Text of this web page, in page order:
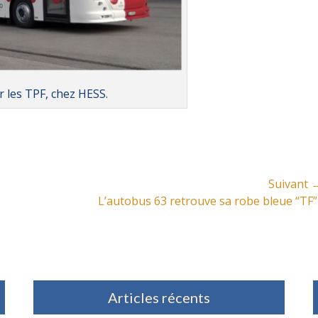
TPF, chez HESS.
Suivant
L’autobus 63 retrouve sa robe bleue “TF”
Articles récents